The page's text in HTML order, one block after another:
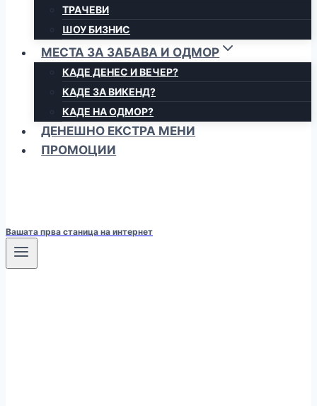
ТРАЧЕВИ
ШОУ БИЗНИС
МЕСТА ЗА ЗАБАВА И ОДМОР
КАДЕ ДЕНЕС И ВЕЧЕР?
КАДЕ ЗА ВИКЕНД?
КАДЕ НА ОДМОР?
ДЕНЕШНО ЕКСТРА МЕНИ
ПРОМОЦИИ
Вашата прва станица на интернет